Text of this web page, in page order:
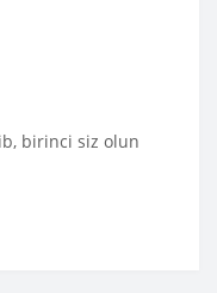
birinci siz olun